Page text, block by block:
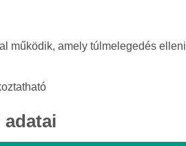
működik, amely túlmelegedés elleni
adatai